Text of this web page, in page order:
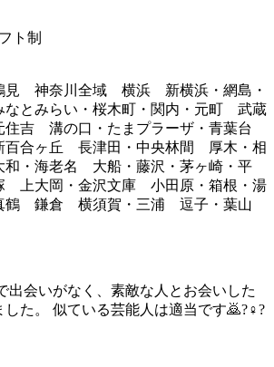
ト制
見 神奈川全域 横浜 新横浜・網島・
とみらい・桜木町・関内・元町 武蔵
住吉 溝の口・たまプラーザ・青葉台
百合ヶ丘 長津田・中央林間 厚木・相
和・海老名 大船・藤沢・茅ヶ崎・平
上大岡・金沢文庫 小田原・箱根・湯
鶴 鎌倉 横須賀・三浦 逗子・葉山
出会いがなく、素敵な人とお会いした
した。 似ている芸能人は適当です🙇?♀?